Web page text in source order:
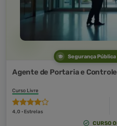
Segurança Pública
Agente de Portaria e
Curso Livre
4,0 · Estrelas
CURSO